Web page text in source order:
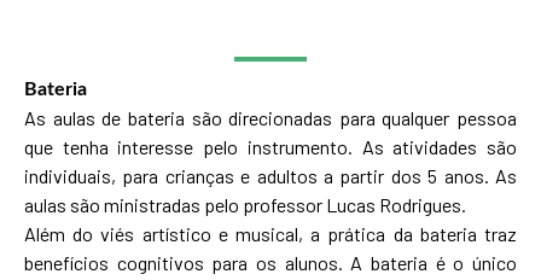
Bateria
As aulas de bateria são direcionadas para qualquer pessoa
que tenha interesse pelo instrumento. As atividades são
individuais, para crianças e adultos a partir dos 5 anos. As
aulas são ministradas pelo professor Lucas Rodrigues.
Além do viés artístico e musical, a prática da bateria traz
benefícios cognitivos para os alunos. A bateria é o único